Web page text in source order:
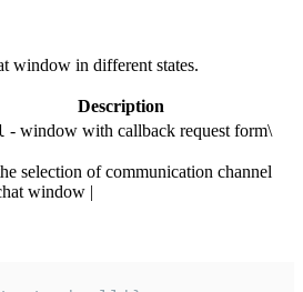
window in different states.
Description
- window with callback request form\
selection of communication channel
window |